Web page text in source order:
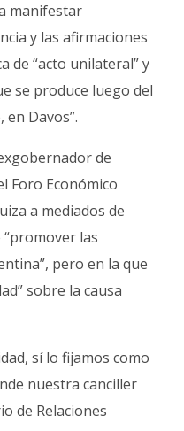
manifestar
y las afirmaciones
de “acto unilateral” y
se produce luego del
Davos”.
de
Foro Económico
a mediados de
las
pero en la que
sobre la causa
sí lo fijamos como
nuestra canciller
de Relaciones